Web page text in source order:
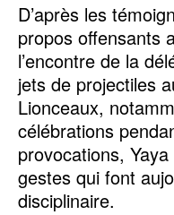
‎D’après les
propos offensants
l’encontre de la
jets de projectiles
Lionceaux,
célébrations
provocations,
gestes qui font
disciplinaire.